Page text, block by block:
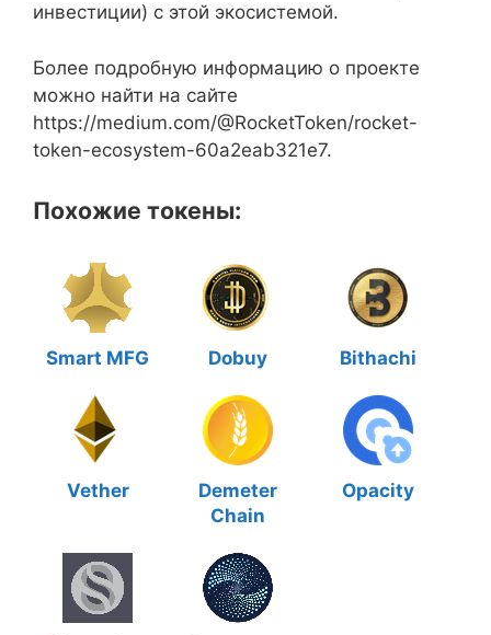
инвестиции) с этой экосистемой.
Более подробную информацию о проекте
можно найти на сайте
https://medium.com/@RocketToken/rocket-
token-ecosystem-60a2eab321e7.
Похожие токены:
Smart MFG Dobuy Bithachi
Vether
Demeter
Chain
Opacity